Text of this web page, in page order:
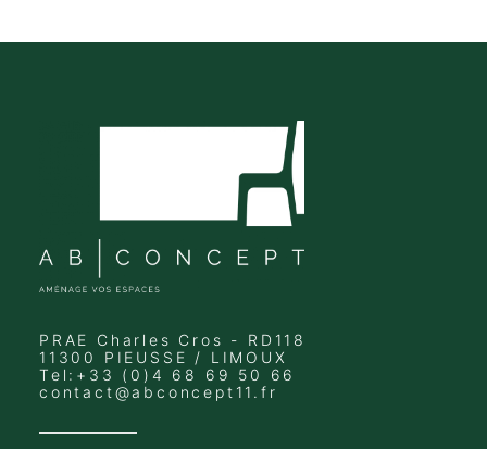
PRAE Charles Cros - RD118
11300 PIEUSSE / LIMOUX
Tel:+33 (0)4 68 69 50 66
contact@abconcept11.fr